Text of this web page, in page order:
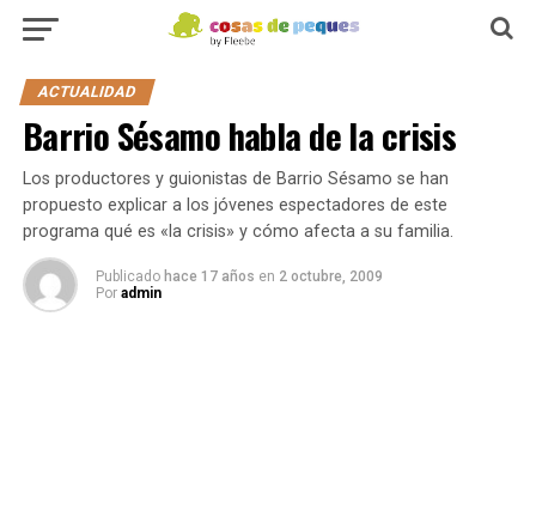
ACTUALIDAD
Barrio Sésamo habla de la crisis
Los productores y guionistas de Barrio Sésamo se han
propuesto explicar a los jóvenes espectadores de este
programa qué es «la crisis» y cómo afecta a su familia.
Publicado hace 17 años en 2 octubre, 2009
Por admin